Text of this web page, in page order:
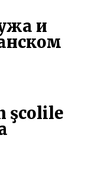
и
şcolile